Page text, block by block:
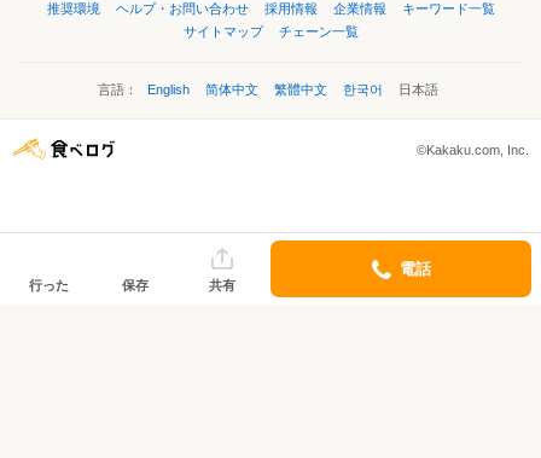
推奨環境
ヘルプ・お問い合わせ 採用情報 企業情報
キーワード一覧
サイトマップ
チェーン一覧
言語： English 简体中文 繁體中文 한국어 日本語
©Kakaku.com, Inc.
行った 保存 共有
電話